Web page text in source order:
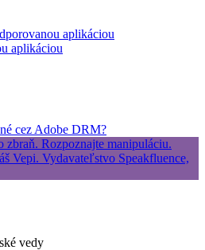
aplikáciou
aplikáciou
cez Adobe DRM?
vedy